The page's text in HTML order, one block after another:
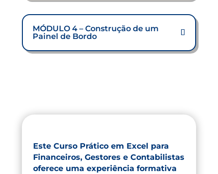
MÓDULO 4 – Construção de um
Painel de Bordo
Este Curso Prático em Excel para
Financeiros, Gestores e Contabilistas
oferece uma experiência formativa